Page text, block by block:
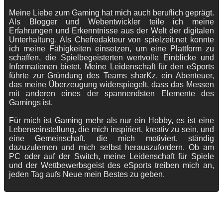
Meine Liebe zum Gaming hat mich auch beruflich geprägt.
Als Blogger und Webentwickler teile ich meine
Erfahrungen und Erkenntnisse aus der Welt der digitalen
Unterhaltung. Als Chefredakteur von spielzeit.net konnte
ich meine Fähigkeiten einsetzen, um eine Plattform zu
schaffen, die Spielbegeisterten wertvolle Einblicke und
Informationen bietet. Meine Leidenschaft für den eSports
führte zur Gründung des Teams sharKz, ein Abenteuer,
das meine Überzeugung widerspiegelt, dass das Messen
mit anderen eines der spannendsten Elemente des
Gamings ist.
Für mich ist Gaming mehr als nur ein Hobby, es ist eine
Lebenseinstellung, die mich inspiriert, kreativ zu sein, und
eine Gemeinschaft, die mich motiviert, ständig
dazuzulernen und mich selbst herauszufordern. Ob am
PC oder auf der Switch, meine Leidenschaft für Spiele
und der Wettbewerbsgeist des eSports treiben mich an,
jeden Tag aufs Neue mein Bestes zu geben.